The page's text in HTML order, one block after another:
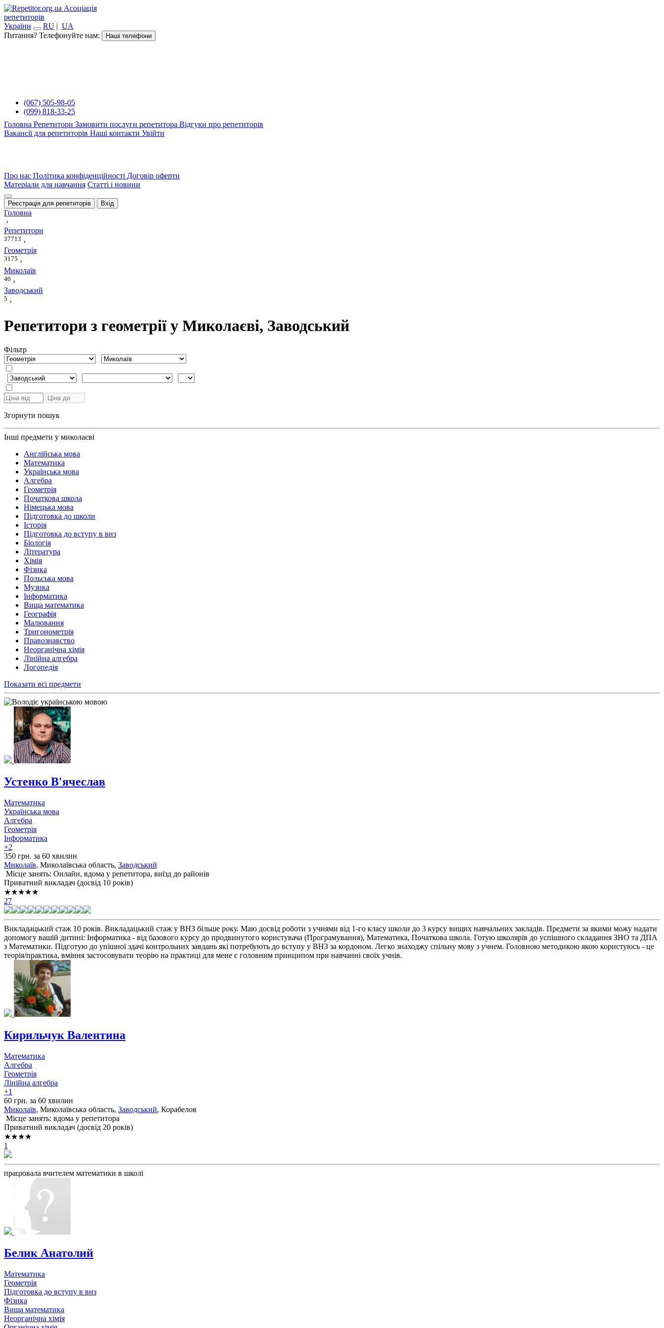
Асоціація
репетиторів
України
RU | UA
Питання? Телефонуйте нам:
Наші телефони
(067) 505-98-05
(099) 818-33-25
Головна Репетитори Замовити послуги репетитора Відгуки про репетиторів
Вакансії для репетиторів Наші контакти Увійти
Про нас Політика конфіденційності Договір оферти
Матеріали для навчання Статті і новини
Реєстрація для репетиторів Вхід
Головна
›
Репетитори
37713 ›
Геометрія
3175 ›
Миколаїв
40 ›
Заводський
5 ›
Репетитори з геометрії у Миколаєві, Заводський
Фiльтр
Згорнути пошук
Інші предмети у миколаєві
Англійська мова
Математика
Українська мова
Алгебра
Геометрія
Початкова школа
Німецька мова
Підготовка до школи
Історія
Підготовка до вступу в внз
Біологія
Література
Хімія
Фізика
Польська мова
Музика
Інформатика
Вища математика
Географія
Малювання
Тригонометрія
Правознавство
Неорганічна хімія
Лінійна алгебра
Логопедія
Показати всі предмети
Устенко В'ячеслав
Математика
Українська мова
Алгебра
Геометрія
Інформатика
+2
350 грн. за 60 хвилин
Миколаїв, Миколаївська область, Заводський
Місце занять: Онлайн, вдома у репетитора, виїзд до районів
Приватний викладач (досвід 10 років)
★★★★★
27
Викладацький стаж 10 років. Викладацький стаж у ВНЗ більше року. Маю досвід роботи з учнями від 1-го класу школи до 3 курсу вищих навчальних закладів. Предмети за якими можу надати
допомогу вашій дитині: Інформатика - від базового курсу до продвинутого користувача (Програмування), Математика, Початкова школа. Готую школярів до успішного складання ЗНО та ДПА
з Математики. Підготую до упішної здачі контрольних завдань які потребують до вступу у ВНЗ за кордоном. Легко знаходжу спільну мову з учнем. Головною методикою якою користуюсь - це
теорія/практика, вміння застосовувати теорію на практиці для мене є головним принципом при навчанні своїх учнів.
Кирильчук Валентина
Математика
Алгебра
Геометрія
Лінійна алгебра
+1
60 грн. за 60 хвилин
Миколаїв, Миколаївська область, Заводський, Корабелов
Місце занять: вдома у репетитора
Приватний викладач (досвід 20 років)
★★★★
1
працювала вчителем математики в школі
Белик Анатолий
Математика
Геометрія
Підготовка до вступу в внз
Фізика
Вища математика
Неорганічна хімія